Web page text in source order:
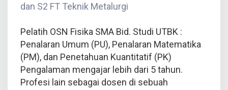
dan S2 FT Teknik Metalurgi
Pelatih OSN Fisika SMA Bid. Studi UTBK :
Penalaran Umum (PU), Penalaran Matematika
(PM), dan Penetahuan Kuantitatif (PK)
Pengalaman mengajar lebih dari 5 tahun.
Profesi lain sebagai dosen di sebuah